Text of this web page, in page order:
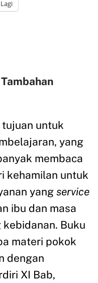
Lagi
tujuan untuk
yang
membaca
kehamilan untuk
yang service
ibu dan masa
Buku
materi pokok
dengan
XI Bab,